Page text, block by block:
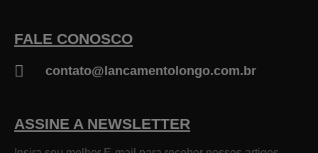
FALE CONOSCO
contato@lancamentolongo.com.br
ASSINE A NEWSLETTER